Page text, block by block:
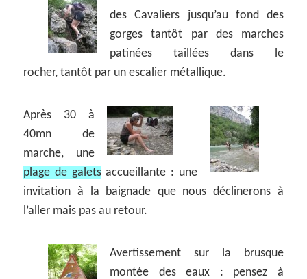
des Cavaliers jusqu’au fond des
gorges tantôt par des marches
patinées taillées dans le
rocher, tantôt par un escalier métallique.
Après 30 à
40mn de
marche, une
plage de galetsaccueillante : une
invitation à la baignade que nous déclinerons à
l’aller mais pas au retour.
Avertissement sur la brusque
montée des eaux : pensez à